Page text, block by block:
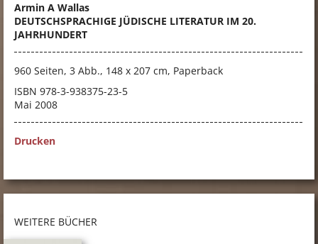
Armin A Wallas
DEUTSCHSPRACHIGE JÜDISCHE LITERATUR IM 20.
JAHRHUNDERT
960 Seiten, 3 Abb., 148 x 207 cm, Paperback
ISBN 978-3-938375-23-5
Mai 2008
Drucken
WEITERE BÜCHER